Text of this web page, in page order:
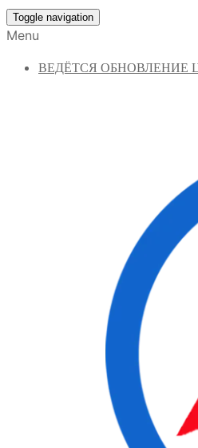
Toggle navigation
Menu
ВЕДЁТСЯ ОБНОВЛЕНИЕ